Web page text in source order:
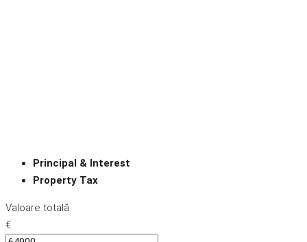
Principal & Interest
Property Tax
Valoare totală
€